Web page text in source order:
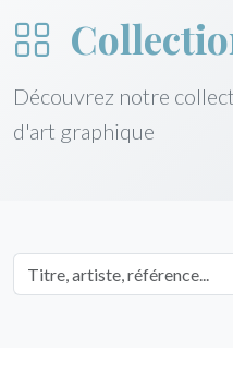
Découvrez notre
d'art graphique